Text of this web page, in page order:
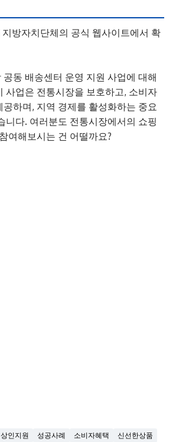
방자치단체의 공식 웹사이트에서 확
동 배송센터 운영 지원 사업에 대해
사업은 전통시장을 보호하고, 소비자
하며, 지역 경제를 활성화하는 중요
니다. 여러분도 전통시장에서의 쇼핑
여해보시는 건 어떨까요?
상인지원 성공사례 소비자혜택
신선한상품